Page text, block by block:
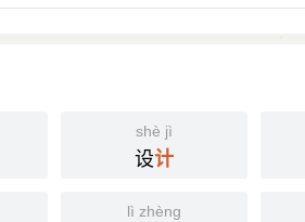
shè jì
设计
lì zhèng